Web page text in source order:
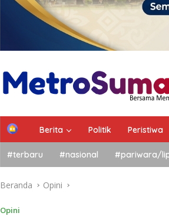
Berita Politik Peristiwa
#terbaru #nasional #pariwara/
Beranda Opini
Opini